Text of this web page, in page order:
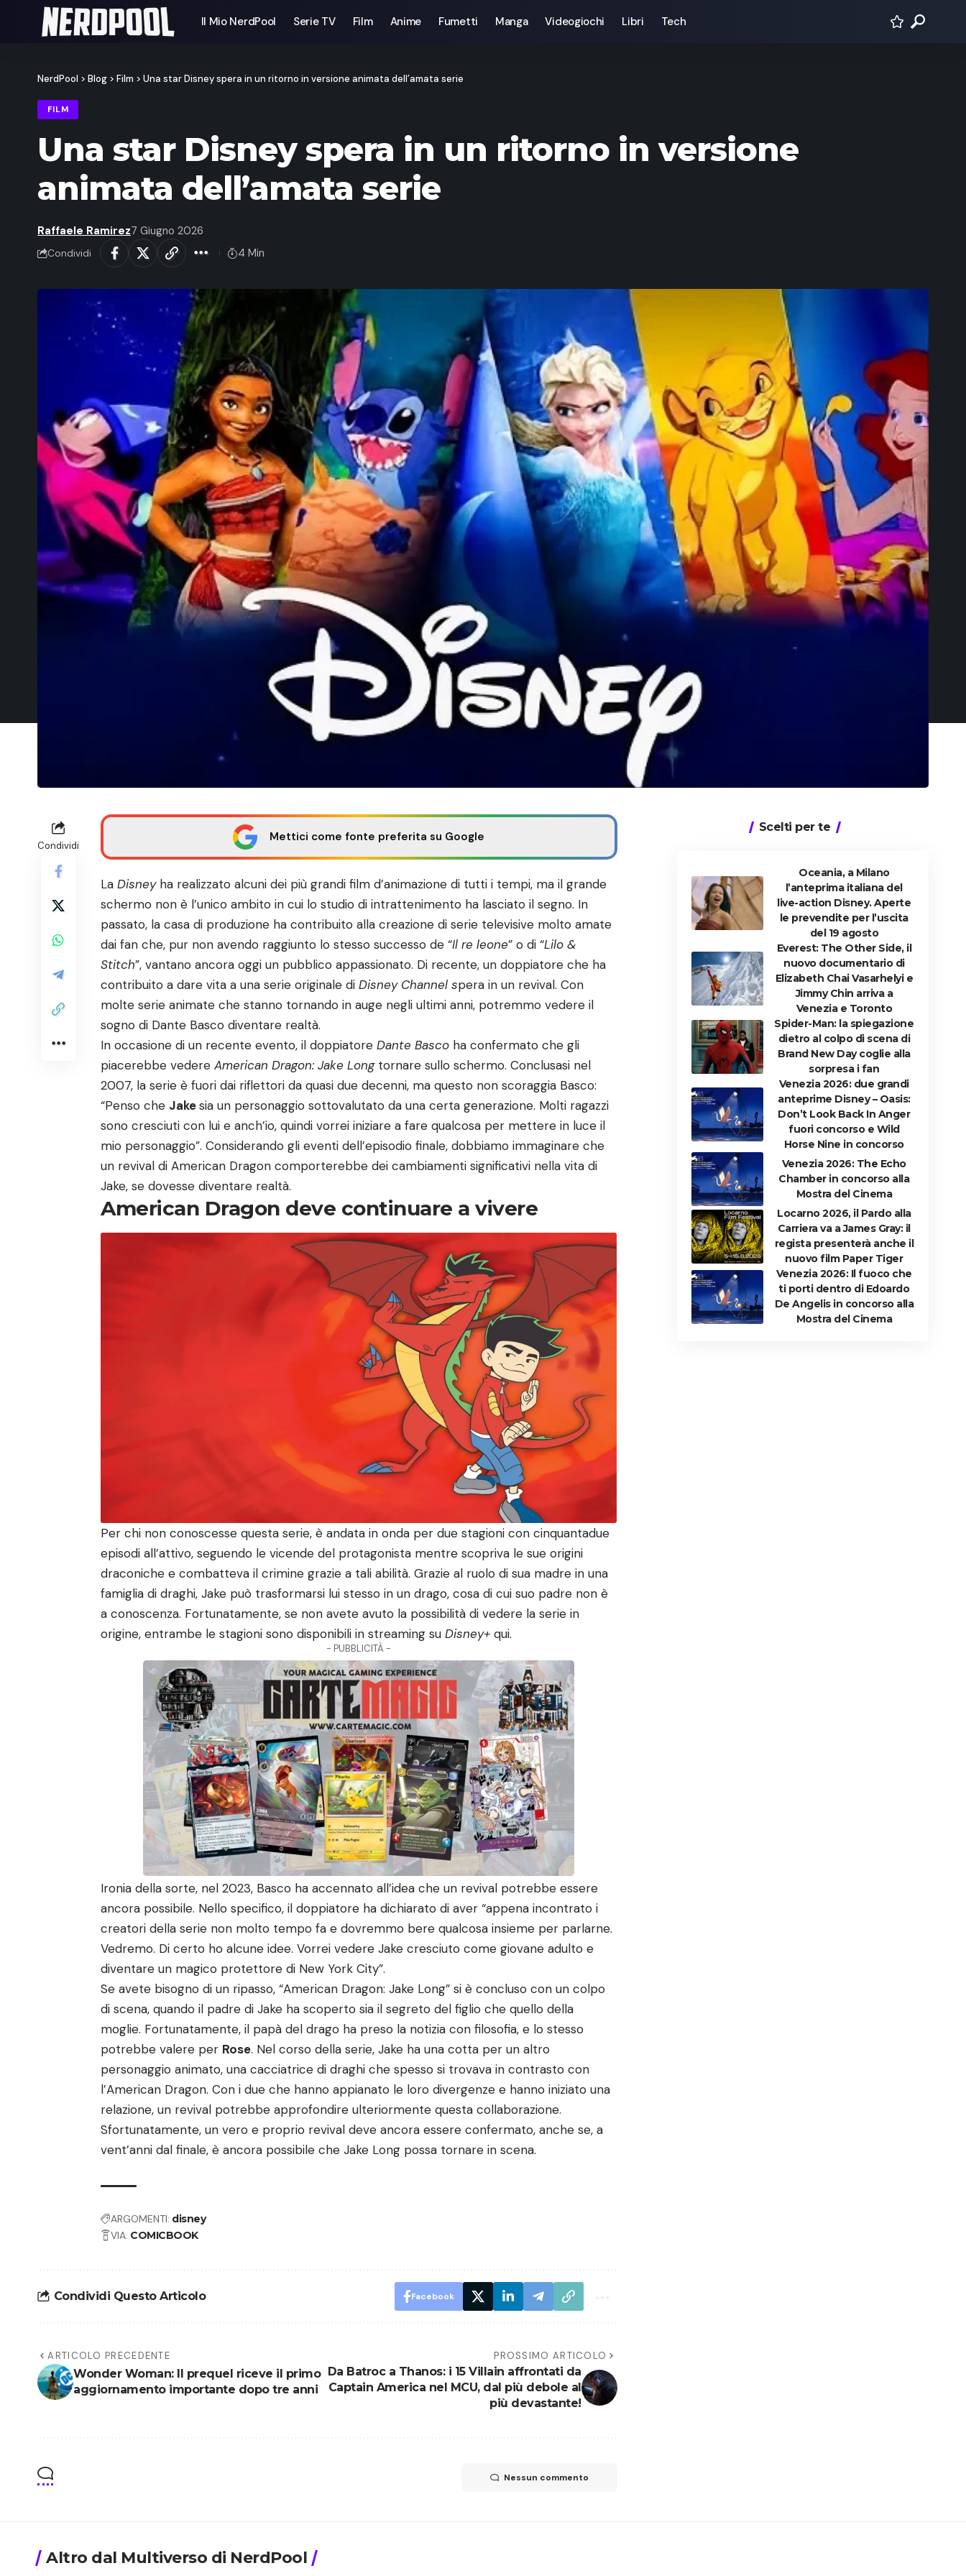
Il Mio NerdPool Serie TV Film Anime Fumetti Manga Videogiochi Libri Tech
NerdPool > Blog > Film > Una star Disney spera in un ritorno in versione animata dell’amata serie
FILM
Una star Disney spera in un ritorno in versione
animata dell’amata serie
Raffaele Ramirez7 Giugno 2026
Condividi 4 Min
Condividi
Mettici come fonte preferita su Google
La Disneyha realizzato alcuni dei più grandi film d’animazione di tutti i tempi, ma il grande
schermo non è l’unico ambito in cui lo studio di intrattenimento ha lasciato il segno. In
passato, la casa di produzione ha contribuito alla creazione di serie televisive molto amate
dai fan che, pur non avendo raggiunto lo stesso successo de “Il re leone” o di “Lilo &
Stitch”, vantano ancora oggi un pubblico appassionato. Di recente, un doppiatore che ha
contribuito a dare vita a una serie originale di Disney Channel spera in un revival. Con
molte serie animate che stanno tornando in auge negli ultimi anni, potremmo vedere il
sogno di Dante Basco diventare realtà.
In occasione di un recente evento, il doppiatore Dante Basco ha confermato che gli
piacerebbe vedere American Dragon: Jake Long tornare sullo schermo. Conclusasi nel
2007, la serie è fuori dai riflettori da quasi due decenni, ma questo non scoraggia Basco:
“Penso che Jakesia un personaggio sottovalutato da una certa generazione. Molti ragazzi
sono cresciuti con lui e anch’io, quindi vorrei iniziare a fare qualcosa per mettere in luce il
mio personaggio”. Considerando gli eventi dell’episodio finale, dobbiamo immaginare che
un revival di American Dragon comporterebbe dei cambiamenti significativi nella vita di
Jake, se dovesse diventare realtà.
American Dragon deve continuare a vivere
Per chi non conoscesse questa serie, è andata in onda per due stagioni con cinquantadue
episodi all’attivo, seguendo le vicende del protagonista mentre scopriva le sue origini
draconiche e combatteva il crimine grazie a tali abilità. Grazie al ruolo di sua madre in una
famiglia di draghi, Jake può trasformarsi lui stesso in un drago, cosa di cui suo padre non è
a conoscenza. Fortunatamente, se non avete avuto la possibilità di vedere la serie in
origine, entrambe le stagioni sono disponibili in streaming su Disney+ qui.
- PUBBLICITÀ -
Ironia della sorte, nel 2023, Basco ha accennato all’idea che un revival potrebbe essere
ancora possibile. Nello specifico, il doppiatore ha dichiarato di aver “appena incontrato i
creatori della serie non molto tempo fa e dovremmo bere qualcosa insieme per parlarne.
Vedremo. Di certo ho alcune idee. Vorrei vedere Jake cresciuto come giovane adulto e
diventare un magico protettore di New York City”.
Se avete bisogno di un ripasso, “American Dragon: Jake Long” si è concluso con un colpo
di scena, quando il padre di Jake ha scoperto sia il segreto del figlio che quello della
moglie. Fortunatamente, il papà del drago ha preso la notizia con filosofia, e lo stesso
potrebbe valere per Rose. Nel corso della serie, Jake ha una cotta per un altro
personaggio animato, una cacciatrice di draghi che spesso si trovava in contrasto con
l’American Dragon. Con i due che hanno appianato le loro divergenze e hanno iniziato una
relazione, un revival potrebbe approfondire ulteriormente questa collaborazione.
Sfortunatamente, un vero e proprio revival deve ancora essere confermato, anche se, a
vent’anni dal finale, è ancora possibile che Jake Long possa tornare in scena.
ARGOMENTI: disney
VIA: COMICBOOK
Condividi Questo Articolo Facebook
ARTICOLO PRECEDENTE
Wonder Woman: Il prequel riceve il primo
aggiornamento importante dopo tre anni
PROSSIMO ARTICOLO
Da Batroc a Thanos: i 15 Villain affrontati da
Captain America nel MCU, dal più debole al
più devastante!
Nessun commento
Scelti per te
Oceania, a Milano
l’anteprima italiana del
live-action Disney. Aperte
le prevendite per l’uscita
del 19 agosto
Everest: The Other Side, il
nuovo documentario di
Elizabeth Chai Vasarhelyi e
Jimmy Chin arriva a
Venezia e Toronto
Spider-Man: la spiegazione
dietro al colpo di scena di
Brand New Day coglie alla
sorpresa i fan
Venezia 2026: due grandi
anteprime Disney – Oasis:
Don’t Look Back In Anger
fuori concorso e Wild
Horse Nine in concorso
Venezia 2026: The Echo
Chamber in concorso alla
Mostra del Cinema
Locarno 2026, il Pardo alla
Carriera va a James Gray: il
regista presenterà anche il
nuovo film Paper Tiger
Venezia 2026: Il fuoco che
ti porti dentro di Edoardo
De Angelis in concorso alla
Mostra del Cinema
Altro dal Multiverso di NerdPool